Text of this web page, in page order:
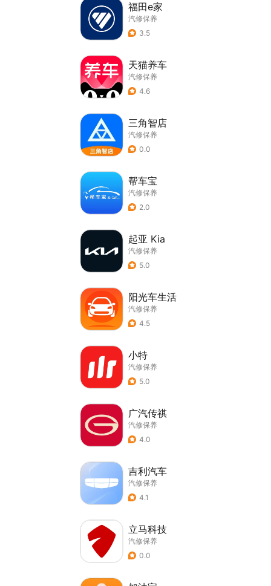
福田e家
汽修保养
3.5
天猫养车
汽修保养
4.6
三角智店
汽修保养
0.0
帮车宝
汽修保养
2.0
起亚 Kia
汽修保养
5.0
阳光车生活
汽修保养
4.5
小特
汽修保养
5.0
广汽传祺
汽修保养
4.0
吉利汽车
汽修保养
4.1
立马科技
汽修保养
0.0